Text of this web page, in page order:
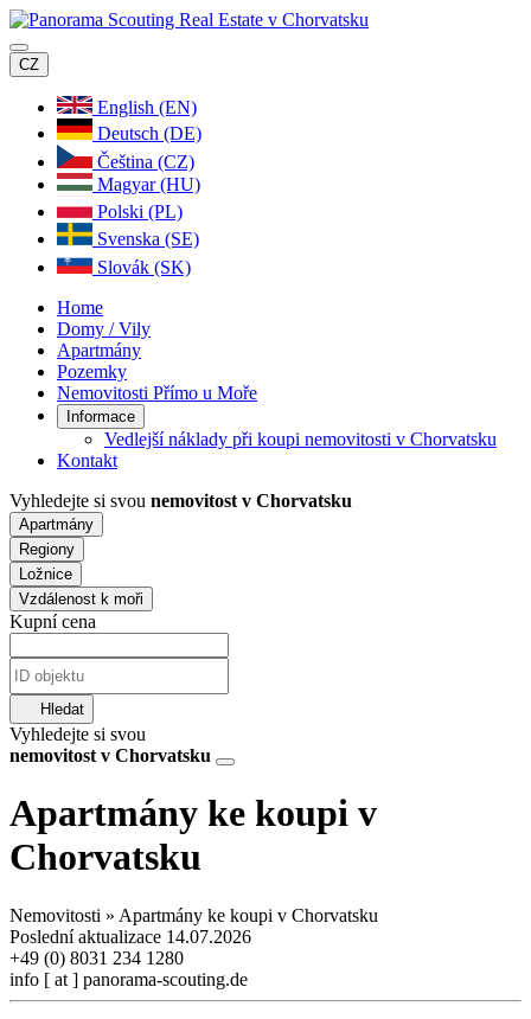
CZ
English (EN)
Deutsch (DE)
Čeština (CZ)
Magyar (HU)
Polski (PL)
Svenska (SE)
Slovák (SK)
Home
Domy / Vily
Apartmány
Pozemky
Nemovitosti Přímo u Moře
Informace
Vedlejší náklady při koupi nemovitosti v Chorvatsku
Kontakt
Vyhledejte si svou nemovitost v Chorvatsku
Apartmány
Regiony
Ložnice
Vzdálenost k moři
Kupní cena
Hledat
Vyhledejte si svou
nemovitost v Chorvatsku
Apartmány ke koupi v
Chorvatsku
Nemovitosti » Apartmány ke koupi v Chorvatsku
Poslední aktualizace 14.07.2026
+49 (0) 8031 234 1280
info [ at ] panorama-scouting.de